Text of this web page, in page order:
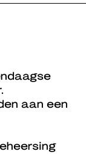
aan een